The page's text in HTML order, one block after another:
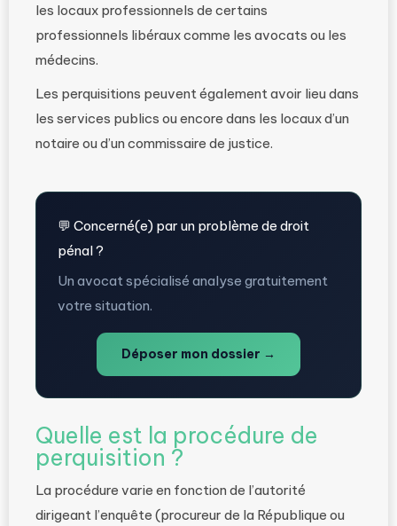
les locaux professionnels de certains
professionnels libéraux comme les avocats ou les
médecins.
Les perquisitions peuvent également avoir lieu dans
les services publics ou encore dans les locaux d’un
notaire ou d’un commissaire de justice.
💬 Concerné(e) par un problème de droit
pénal ?
Un avocat spécialisé analyse gratuitement
votre situation.
Déposer mon dossier →
Quelle est la procédure de
perquisition ?
La procédure varie en fonction de l’autorité
dirigeant l’enquête (procureur de la République ou